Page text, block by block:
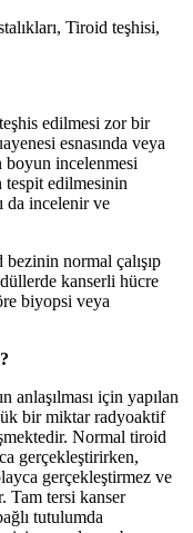
edilmesi zor bir
esnasında veya
boyun incelenmesi
tespit edilmesinin
da incelenir ve
normal çalışıp
kanserli hücre
biyopsi veya
anlaşılması için yapılan
bir miktar radyoaktif
Normal tiroid
gerçekleştirirken,
gerçekleştirmez ve
Tam tersi kanser
tutulumda